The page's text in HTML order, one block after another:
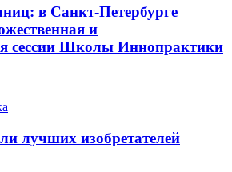
в Санкт-Петербурге
и
сессии Школы Иннопрактики
лучших изобретателей